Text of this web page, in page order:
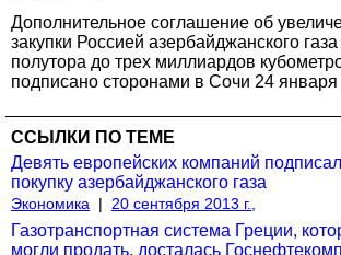
Дополнительное соглашение об
закупки Россией азербайджанского
полутора до трех миллиардов
подписано сторонами в Сочи 24 января
ССЫЛКИ ПО ТЕМЕ
Девять европейских компаний
покупку азербайджанского газа
Экономика | 20 сентября 2013 г.,
Газотранспортная система Греции,
могли продать, досталась